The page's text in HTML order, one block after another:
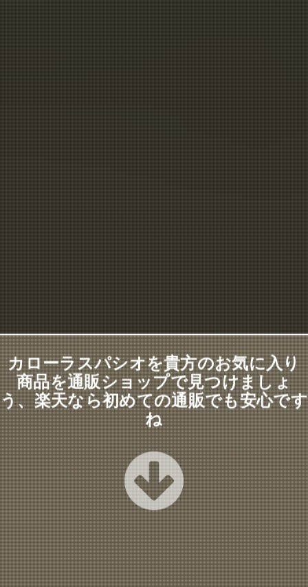
カローラスパシオを貴方のお気に入り
商品を通販ショップで見つけましょ
う、楽天なら初めての通販でも安心です
ね